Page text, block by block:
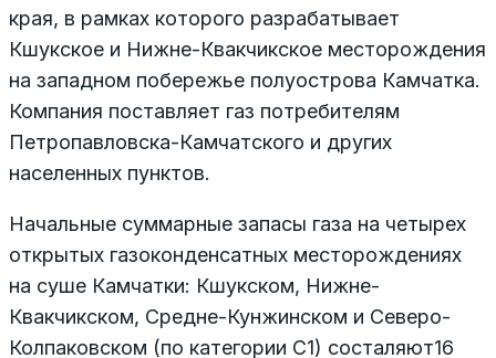
края, в рамках которого разрабатывает
Кшукское и Нижне-Квакчикское месторождения
на западном побережье полуострова Камчатка.
Компания поставляет газ потребителям
Петропавловска-Камчатского и других
населенных пунктов.
Начальные суммарные запасы газа на четырех
открытых газоконденсатных месторождениях
на суше Камчатки: Кшукском, Нижне-
Квакчикском, Средне-Кунжинском и Северо-
Колпаковском (по категории С1) состаляют16